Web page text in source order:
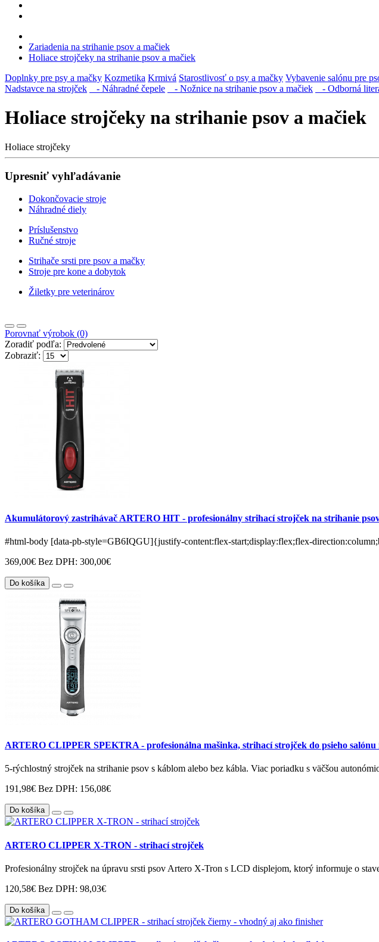
Zariadenia na strihanie psov a mačiek
Holiace strojčeky na strihanie psov a mačiek
Doplnky pre psy a mačky Kozmetika Krmivá Starostlivosť o psy a mačky Vybavenie salónu pre
Nadstavce na strojček
- Náhradné čepele - Nožnice na strihanie psov a mačiek - Odborná
Holiace strojčeky na strihanie psov a mačiek
Holiace strojčeky
Upresniť vyhľadávanie
Dokončovacie stroje
Náhradné diely
Príslušenstvo
Ručné stroje
Strihače srsti pre psov a mačky
Stroje pre kone a dobytok
Žiletky pre veterinárov
Porovnať výrobok (0)
Zoradiť podľa:
Zobraziť:
Akumulátorový zastrihávač ARTERO HIT - profesionálny strihací strojček na strihanie
#html-body [data-pb-style=GB6IQGU]{justify-content:flex-start;display:flex;flex-
369,00€ Bez DPH: 300,00€
Do košíka
ARTERO CLIPPER SPEKTRA - profesionálna mašinka, strihací strojček do psieho salónu
5-rýchlostný strojček na strihanie psov s káblom alebo bez kábla. Viac poriadku s väčšou
191,98€ Bez DPH: 156,08€
Do košíka
ARTERO CLIPPER X-TRON - strihací strojček
Profesionálny strojček na úpravu srsti psov Artero X-Tron s LCD displejom, ktorý informuje o
120,58€ Bez DPH: 98,03€
Do košíka